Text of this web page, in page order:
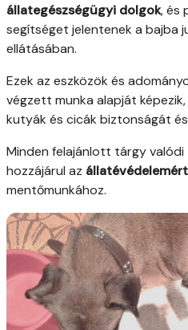
állategészségügyi dolgok, és
segítséget jelentenek a bajba
ellátásában.
Ezek az eszközök és
végzett munka alapját
kutyák és cicák biztonságát
Minden felajánlott tárgy
hozzájárul az állatévédelemért
mentőmunkához.